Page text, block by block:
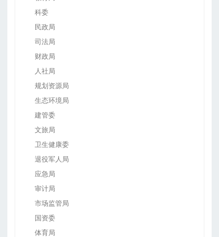
科委
民政局
司法局
财政局
人社局
规划资源局
生态环境局
建管委
文旅局
卫生健康委
退役军人局
应急局
审计局
市场监管局
国资委
体育局